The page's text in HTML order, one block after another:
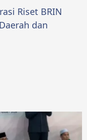
Riset BRIN
dan